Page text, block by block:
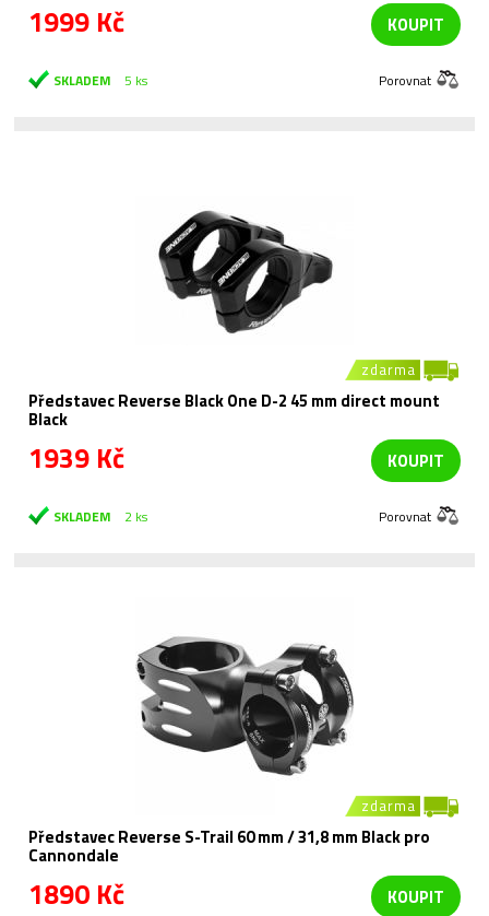
1999 Kč KOUPIT
SKLADEM 5 ks Porovnat
zdarma
Představec Reverse Black One D-2 45 mm direct mount
Black
1939 Kč KOUPIT
SKLADEM 2 ks Porovnat
zdarma
Představec Reverse S-Trail 60 mm / 31,8 mm Black pro
Cannondale
1890 Kč KOUPIT